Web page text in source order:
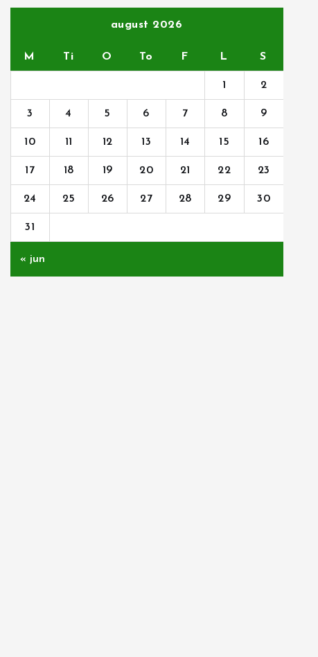
august 2026
M Ti O To F L S
1 2
3 4 5 6 7 8 9
10 11 12 13 14 15 16
17 18 19 20 21 22 23
24 25 26 27 28 29 30
31
« jun